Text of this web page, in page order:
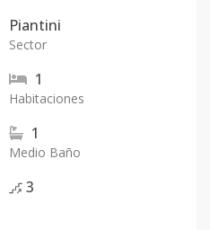
Piantini
Sector
1
Habitaciones
1
Medio Baño
3